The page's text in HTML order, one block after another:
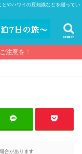
やハワイの豆知識などを綴ってい
search
注意を！
合があります